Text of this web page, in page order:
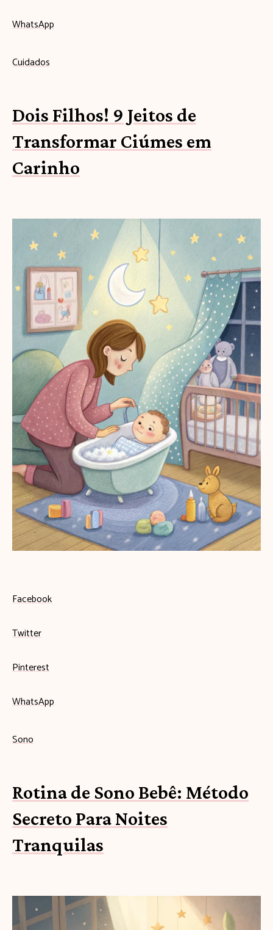
WhatsApp
Cuidados
Dois Filhos! 9 Jeitos de
Transformar Ciúmes em
Carinho
Facebook
Twitter
Pinterest
WhatsApp
Sono
Rotina de Sono Bebê: Método
Secreto Para Noites
Tranquilas